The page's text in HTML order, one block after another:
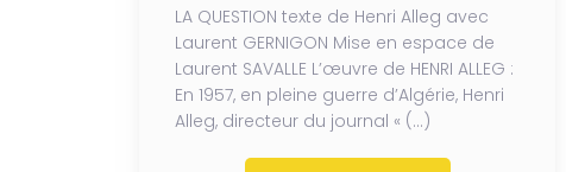
LA QUESTION texte de Henri Alleg avec
Laurent GERNIGON Mise en espace de
Laurent SAVALLE L’œuvre de HENRI ALLEG :
En 1957, en pleine guerre d’Algérie, Henri
Alleg, directeur du journal « (…)